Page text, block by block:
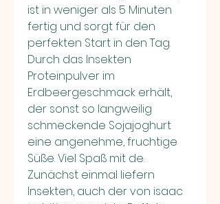
ist in weniger als 5 Minuten
fertig und sorgt für den
perfekten Start in den Tag.
Durch das Insekten
Proteinpulver im
Erdbeergeschmack erhält,
der sonst so langweilig
schmeckende Sojajoghurt
eine angenehme, fruchtige
Süße. Viel Spaß mit de.
Zunächst einmal liefern
Insekten, auch der von isaac